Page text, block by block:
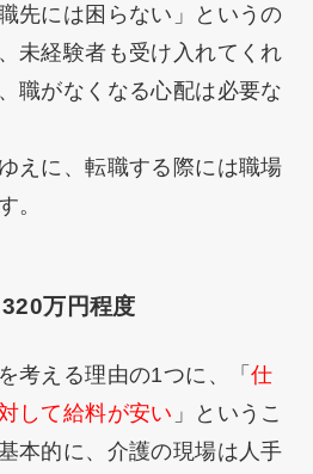
先には困らない」というの
未経験者も受け入れてくれ
職がなくなる心配は必要な
えに、転職する際には職場
。
万円程度
考える理由の1つに、「仕
して給料が安い 」というこ
本的に、介護の現場は人手